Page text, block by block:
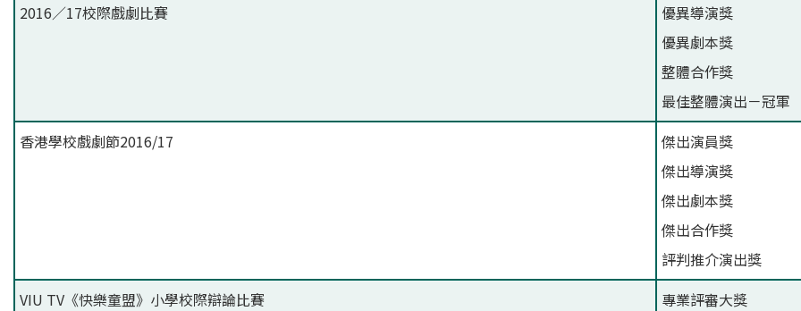
2016／17校際戲劇比賽
優異導演獎
優異劇本獎
整體合作獎
最佳整體演出－冠軍
香港學校戲劇節2016/17
傑出演員獎
傑出導演獎
傑出劇本獎
傑出合作獎
評判推介演出獎
VIU TV《快樂童盟》小學校際辯論比賽
專業評審大獎